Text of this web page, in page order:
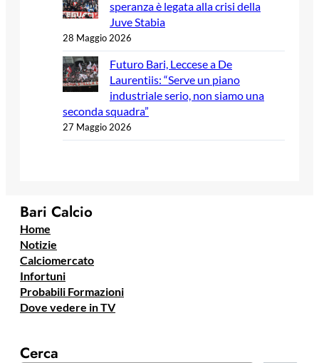
speranza è legata alla crisi della
Juve Stabia
28 Maggio 2026
Futuro Bari, Leccese a De
Laurentiis: “Serve un piano
industriale serio, non siamo una
seconda squadra”
27 Maggio 2026
Bari Calcio
Home
Notizie
Calciomercato
Infortuni
Probabili Formazioni
Dove vedere in TV
Cerca